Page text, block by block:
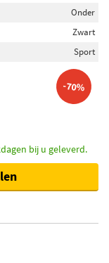
Onder
Zwart
Sport
-70%
bij u geleverd.